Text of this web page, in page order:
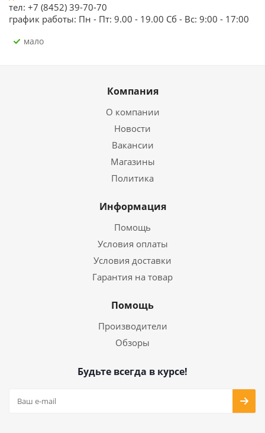
тел: +7 (8452) 39-70-70
график работы: Пн - Пт: 9.00 - 19.00 Сб - Вс: 9:00 - 17:00
Мало
Компания
О компании
Новости
Вакансии
Магазины
Политика
Информация
Помощь
Условия оплаты
Условия доставки
Гарантия на товар
Помощь
Производители
Обзоры
Будьте всегда в курсе!